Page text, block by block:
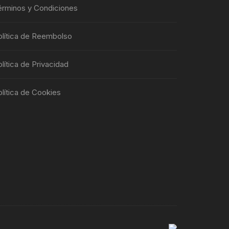
de
y Condiciones
de Reembolso
de Privacidad
de Cookies